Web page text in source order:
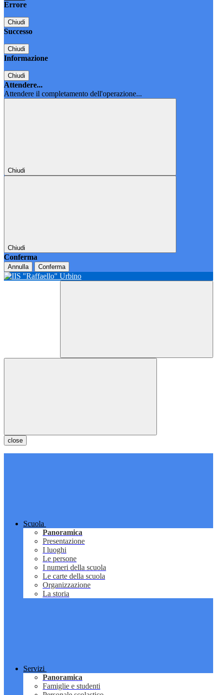
Errore
Chiudi
Successo
Chiudi
Informazione
Chiudi
Attendere...
Attendere il completamento dell'operazione...
Chiudi
Chiudi
Conferma
Annulla Conferma
close
Scuola
Panoramica
Presentazione
I luoghi
Le persone
I numeri della scuola
Le carte della scuola
Organizzazione
La storia
Servizi
Panoramica
Famiglie e studenti